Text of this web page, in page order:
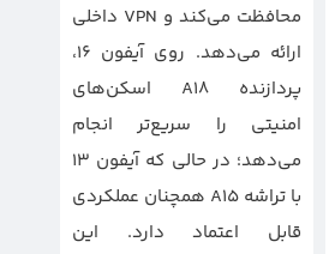
محافظت می‌کند و VPN داخلی
ارائه می‌دهد. روی آیفون ۱۶،
پردازنده A18 اسکن‌های
امنیتی را سریع‌تر انجام
می‌دهد؛ در حالی که آیفون ۱۳
با تراشه A15 همچنان عملکردی
قابل اعتماد دارد. این